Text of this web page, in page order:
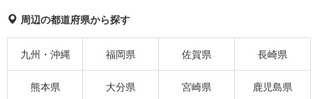
周辺の都道府県から探す
九州・沖縄 福岡県 佐賀県 長崎県
熊本県 大分県 宮崎県 鹿児島県